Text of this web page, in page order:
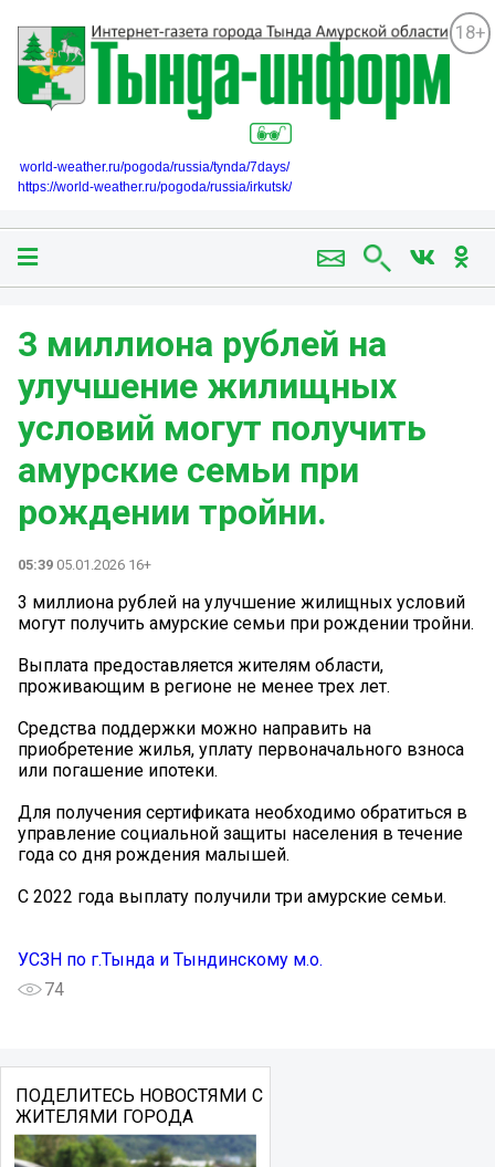
18+
world-weather.ru/pogoda/russia/tynda/7days/
https://world-weather.ru/pogoda/russia/irkutsk/
3 миллиона рублей на
улучшение жилищных
условий могут получить
амурские семьи при
рождении тройни.
05:39 05.01.2026 16+
3 миллиона рублей на улучшение жилищных условий
могут получить амурские семьи при рождении тройни.
Выплата предоставляется жителям области,
проживающим в регионе не менее трех лет.
Средства поддержки можно направить на
приобретение жилья, уплату первоначального взноса
или погашение ипотеки.
Для получения сертификата необходимо обратиться в
управление социальной защиты населения в течение
года со дня рождения малышей.
С 2022 года выплату получили три амурские семьи.
УСЗН по г.Тында и Тындинскому м.о.
74
ПОДЕЛИТЕСЬ НОВОСТЯМИ С
ЖИТЕЛЯМИ ГОРОДА